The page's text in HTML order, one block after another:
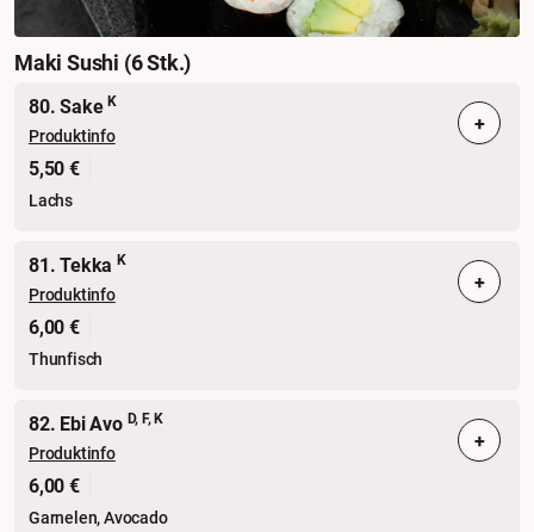
Maki Sushi (6 Stk.)
80. SakeK
Produktinfo
5,50 €
Lachs
+
81. Tekka K
Produktinfo
6,00 €
Thunfisch
+
82. Ebi Avo D, F, K
Produktinfo
6,00 €
Garnelen, Avocado
+